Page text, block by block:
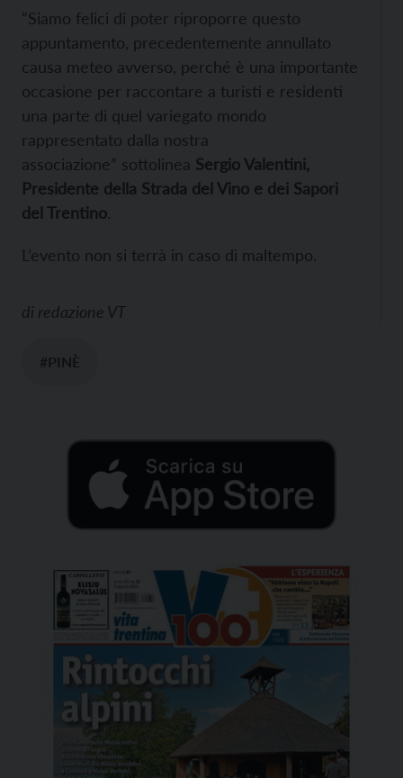
“Siamo felici di poter riproporre questo
appuntamento, precedentemente annullato
causa meteo avverso, perché è una importante
occasione per raccontare a turisti e residenti
una parte di quel variegato mondo
rappresentato dalla nostra
associazione” sottolinea Sergio Valentini,
Presidente della Strada del Vino e dei Sapori
del Trentino.
L’evento non si terrà in caso di maltempo.
di redazione VT
#PINÈ